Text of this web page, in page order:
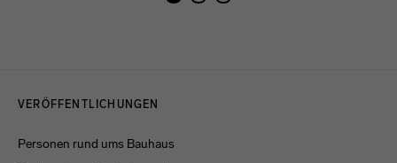
VERÖFFENTLICHUNGEN
Personen rund ums Bauhaus